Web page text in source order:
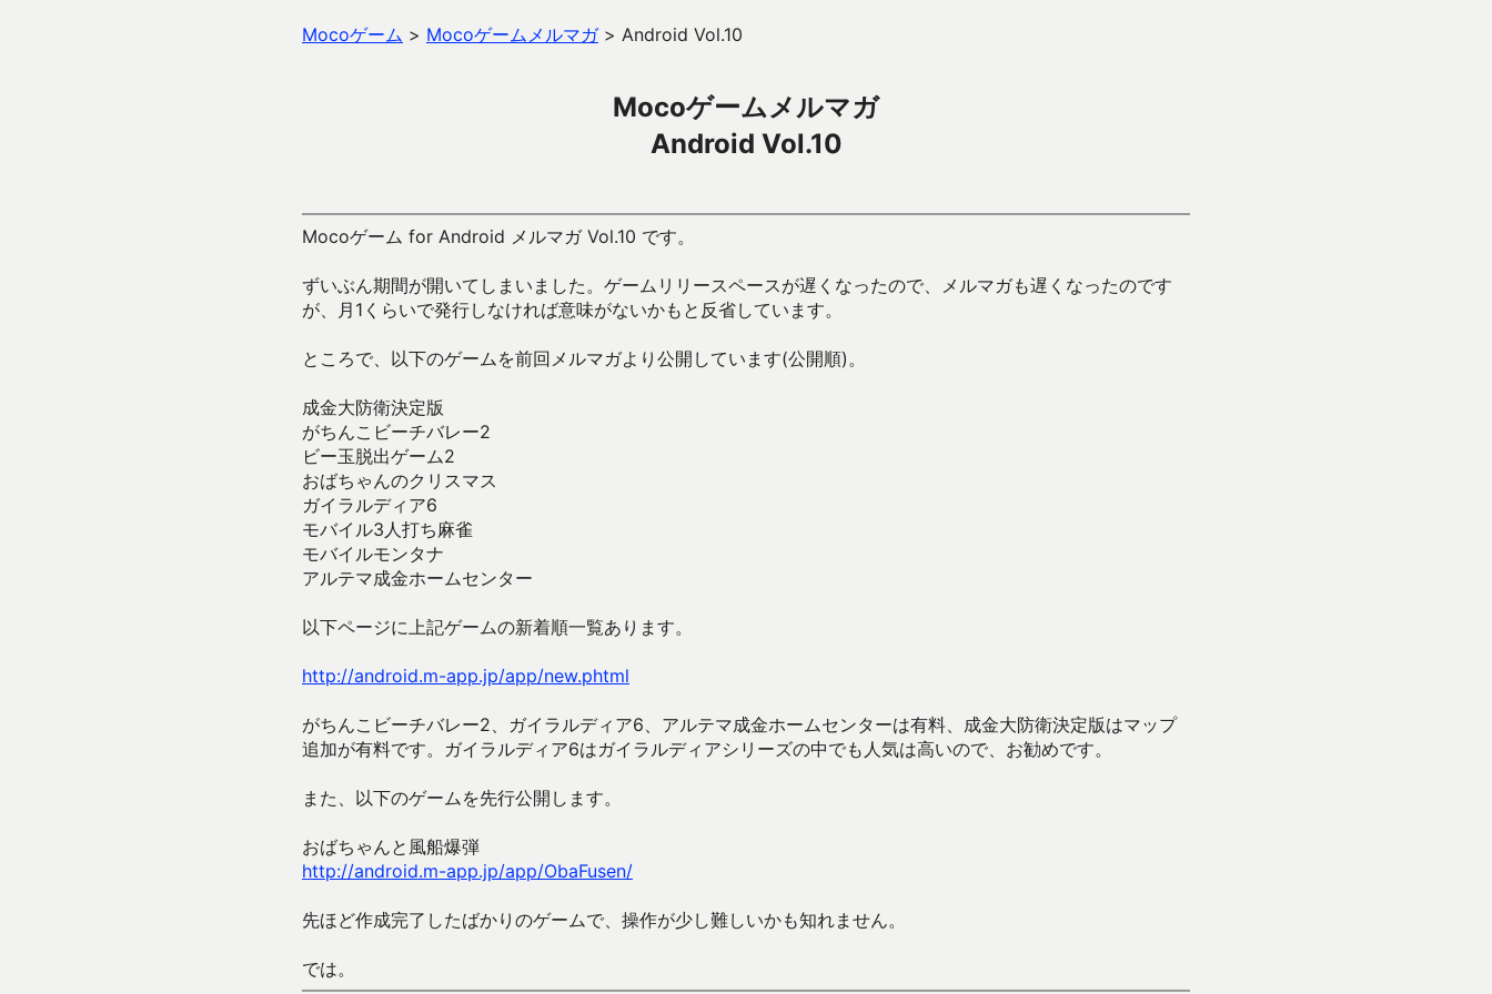
Mocoゲーム > Mocoゲームメルマガ> Android Vol.10
Mocoゲームメルマガ
Android Vol.10
Mocoゲーム for Android メルマガ Vol.10 です。
ずいぶん期間が開いてしまいました。ゲームリリースペースが遅くなったので、メルマガも遅くなったのです
が、月1くらいで発行しなければ意味がないかもと反省しています。
ところで、以下のゲームを前回メルマガより公開しています(公開順)。
成金大防衛決定版
がちんこビーチバレー2
ビー玉脱出ゲーム2
おばちゃんのクリスマス
ガイラルディア6
モバイル3人打ち麻雀
モバイルモンタナ
アルテマ成金ホームセンター
以下ページに上記ゲームの新着順一覧あります。
http://android.m-app.jp/app/new.phtml
がちんこビーチバレー2、ガイラルディア6、アルテマ成金ホームセンターは有料、成金大防衛決定版はマップ
追加が有料です。ガイラルディア6はガイラルディアシリーズの中でも人気は高いので、お勧めです。
また、以下のゲームを先行公開します。
おばちゃんと風船爆弾
http://android.m-app.jp/app/ObaFusen/
先ほど作成完了したばかりのゲームで、操作が少し難しいかも知れません。
では。